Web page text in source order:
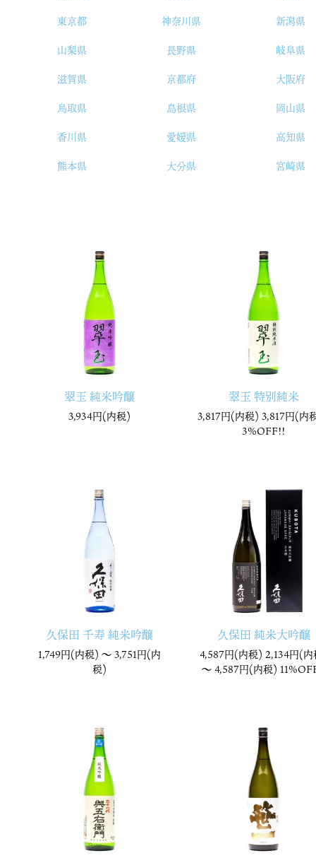
東京都
神奈川県
新潟県
山梨県
長野県
岐阜県
滋賀県
京都府
大阪府
鳥取県
島根県
岡山県
香川県
愛媛県
高知県
熊本県
大分県 宮崎県
翠玉 純米吟醸
3,934円(内税)
翠玉 特別純米
3,817円(内税) 3,817円(内
3%OFF!!
久保田 千寿 純米吟醸
1,749円(内税) 〜3,751円(内
税)
久保田 純米大吟醸
4,587円(内税) 2,134円(
〜4,587円(内税)